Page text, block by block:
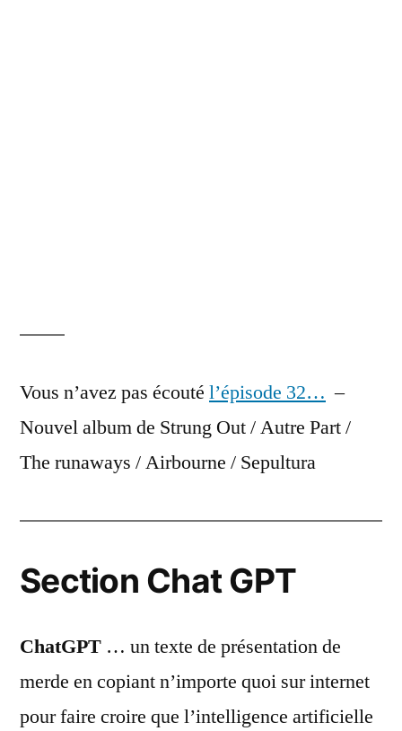
Vous n’avez pas écouté l’épisode 32… –
Nouvel album de Strung Out / Autre Part /
The runaways / Airbourne / Sepultura
Section Chat GPT
ChatGPT … un texte de présentation de
merde en copiant n’importe quoi sur internet
pour faire croire que l’intelligence artificielle